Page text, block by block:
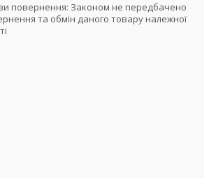
Законом не передбачено
та обмін даного товару належної